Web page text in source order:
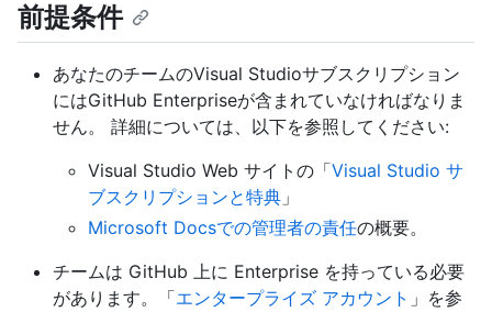
前提条件
あなたのチームのVisual Studioサブスクリプション
にはGitHub Enterpriseが含まれていなければなりま
せん。 詳細については、以下を参照してください:
Visual Studio Web サイトの「Visual Studio サ
ブスクリプションと特典 」
Microsoft Docsでの管理者の責任の概要。
チームは GitHub 上に Enterprise を持っている必要
があります。「エンタープライズ アカウント 」を参